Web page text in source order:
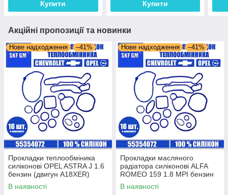
Купити
Купити
Акційні пропозиції та новинки
Нове надходження –41%
Прокладки теплообміника
силіконові OPEL ASTRA J 1.6
бензин (двигун A18XER)
комплект 16 шт.
В наявності
Нове надходження –41%
Прокладки масляного
радіатора силіконові ALFA
ROMEO 159 1.8 MPI бензин
(двигун 939A4.000) комплект
16 шт.
В наявності